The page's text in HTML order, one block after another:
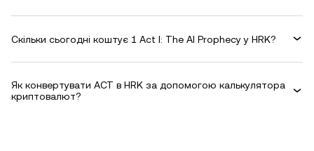
Скільки сьогодні коштує 1 Act I: The AI Prophecy у HRK?
Як конвертувати ACT в HRK за допомогою калькулятора
криптовалют?